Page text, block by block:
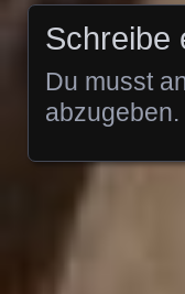
Schreibe
Du musst
abzugeben.